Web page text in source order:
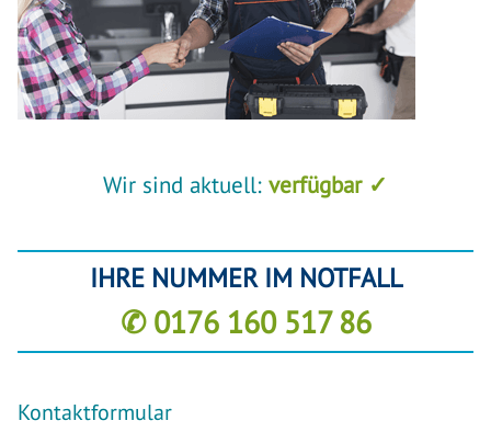
Wir sind aktuell: verfügbar ✓
IHRE NUMMER IM NOTFALL
✆ 0176 160 517 86
Kontaktformular